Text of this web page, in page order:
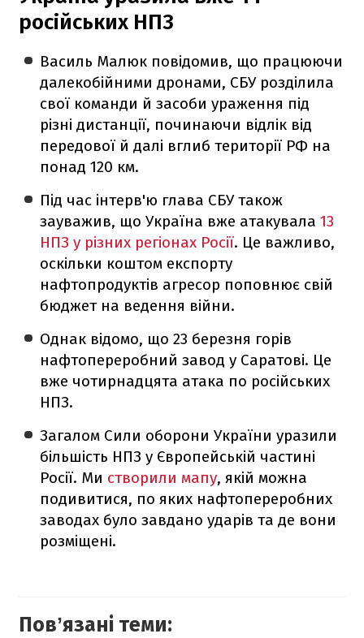
російських НПЗ
Василь Малюк повідомив, що працюючи
далекобійними дронами, СБУ розділила
свої команди й засоби ураження під
різні дистанції, починаючи відлік від
передової й далі вглиб території РФ на
понад 120 км.
Під час інтерв'ю глава СБУ також
зауважив, що Україна вже атакувала13
НПЗ у різних регіонах Росії. Це важливо,
оскільки коштом експорту
нафтопродуктів агресор поповнює свій
бюджет на ведення війни.
Однак відомо, що 23 березня горів
нафтопереробний завод у Саратові. Це
вже чотирнадцята атака по російських
НПЗ.
Загалом Сили оборони України уразили
більшість НПЗ у Європейській частині
Росії. Ми створили мапу, якій можна
подивитися, по яких нафтопереробних
заводах було завдано ударів та де вони
розміщені.
Повʼязані теми: